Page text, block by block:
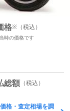
格※ （税込）
時の価格です
総額 （税込）
格・査定相場を調